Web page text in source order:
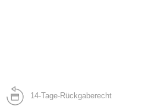
14-Tage-Rückgaberecht